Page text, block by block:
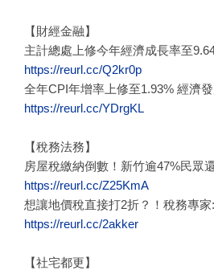
【財經金融】
主計總處上修今年經濟成長率至
https://reurl.cc/Q2kr0p
全年CPI年增率上修至1.93% 經濟
https://reurl.cc/YDrgKL
【稅務法務】
房屋稅繳納倒數！新竹逾47%民
https://reurl.cc/Z25KmA
想讓地價稅直接打2折？！稅務專家
https://reurl.cc/2akker
【社宅都更】